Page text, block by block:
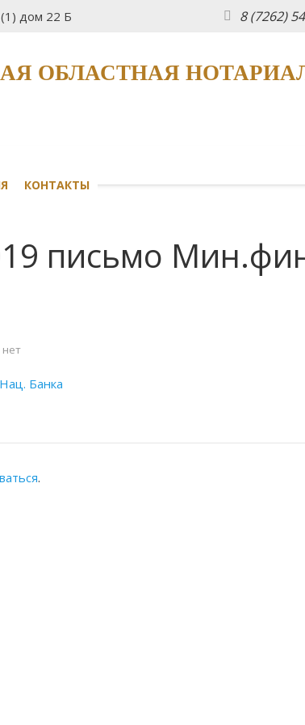
(1) дом 22 Б 8 (7262)
ОБЛАСТНАЯ
КОНТАКТЫ
письмо
Банка
.